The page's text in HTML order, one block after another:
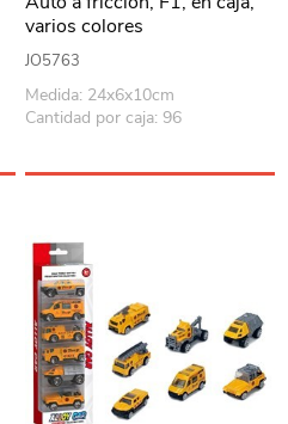
varios colores
JO5763
Medida: 24x6x10cm
Cantidad por caja: 96